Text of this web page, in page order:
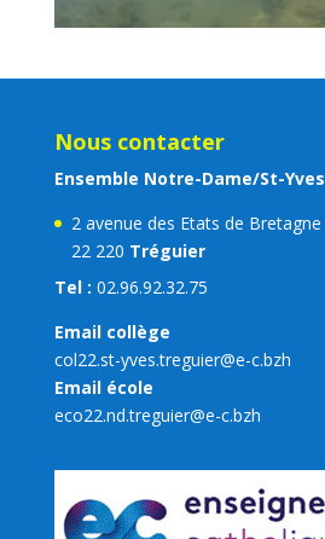
Nous contacter
Ensemble Notre-Dame/St-Yves
2 avenue des Etats de Bretagne
22 220 Tréguier
Tel : 02.96.92.32.75
Email collège
col22.st-yves.treguier@e-c.bzh
Email école
eco22.nd.treguier@e-c.bzh